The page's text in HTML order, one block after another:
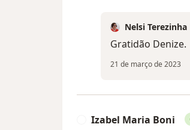
Nelsi Terezinha
Gratidão Denize.
21 de março de 2023
Izabel Maria Boni